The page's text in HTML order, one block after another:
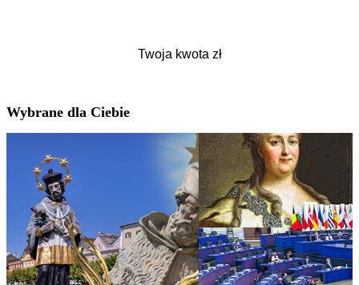
Wybrane dla Ciebie